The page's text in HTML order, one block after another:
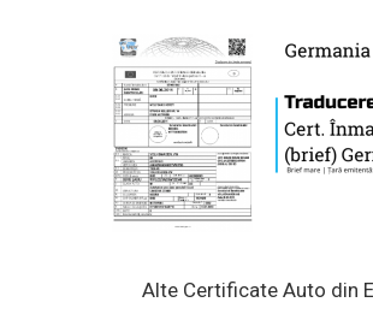
Alte Certificate Auto din